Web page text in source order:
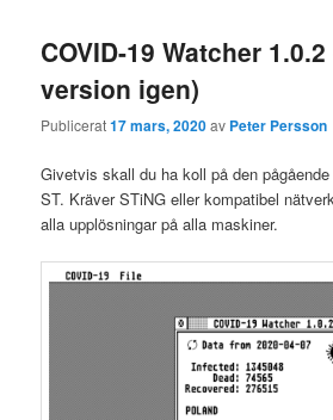
COVID-19 Watcher
version igen)
Publicerat17 mars, 2020av Peter Persson
Givetvis skall du ha koll på den
ST. Kräver STiNG eller kompatibel
alla upplösningar på alla maskiner.